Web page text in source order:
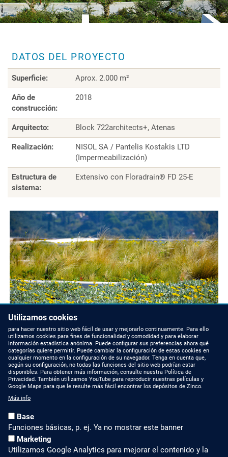
DATOS DEL PROYECTO
Superficie: Aprox. 2.000 m²
Año de
construcción:
2018
Arquitecto: Block 722architects+, Atenas
Realización:
NISOL SA / Pantelis Kostakis LTD
(Impermeabilización)
Estructura de
sistema:
Extensivo con Floradrain® FD 25-E
Utilizamos cookies
para hacer nuestro sitio web fácil de usar y mejorarlo continuamente. Para ello
utilizamos cookies para fines de funcionalidad y comodidad y para elaborar
información estadística anónima. Puede configurar sus preferencias ahora qué
categorías quiere permitir. Puede cambiar la configuración de estas cookies en
cualquier momento en la configuración de su navegador. Tenga en cuenta que,
según su configuración, no todas las funciones del sitio web podrían estar
disponibles. Para obtener más información, consulte nuestra Política de
Privacidad. También utilizamos YouTube para reproducir nuestras películas y
Google Maps para que le resulte más fácil encontrar los depósitos de Zinco.
Más info
Base
Funciones básicas, p. ej. Ya no mostrar este banner
Marketing
Utilizamos Google Analytics para mejorar el contenido y la